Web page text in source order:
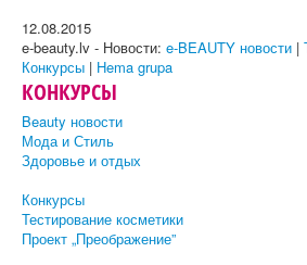
12.08.2015
e-beauty.lv - Новости: e-BEAUTY новости |
Конкурсы | Hema grupa
КОНКУРСЫ
Beauty новости
Мода и Стиль
Здоровье и отдых
Конкурсы
Тестирование косметики
Проект „Преображение”